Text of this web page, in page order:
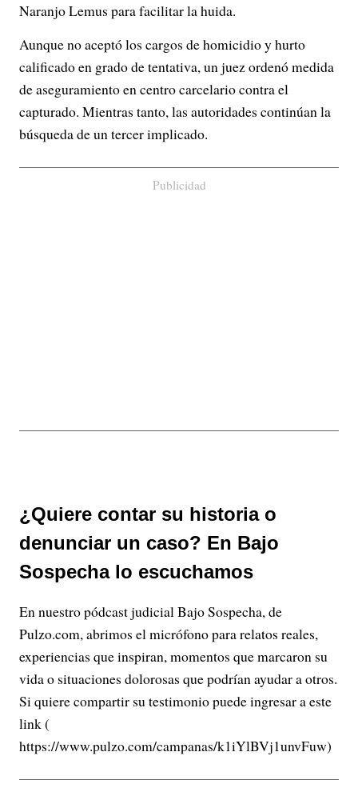
Naranjo Lemus para facilitar la huida.
Aunque no aceptó los cargos de homicidio y hurto
calificado en grado de tentativa, un juez ordenó medida
de aseguramiento en centro carcelario contra el
capturado. Mientras tanto, las autoridades continúan la
búsqueda de un tercer implicado.
Publicidad
¿Quiere contar su historia o
denunciar un caso? En Bajo
Sospecha lo escuchamos
En nuestro pódcast judicial Bajo Sospecha, de
Pulzo.com, abrimos el micrófono para relatos reales,
experiencias que inspiran, momentos que marcaron su
vida o situaciones dolorosas que podrían ayudar a otros.
Si quiere compartir su testimonio puede ingresar a este
link (
https://www.pulzo.com/campanas/k1iYlBVj1unvFuw)